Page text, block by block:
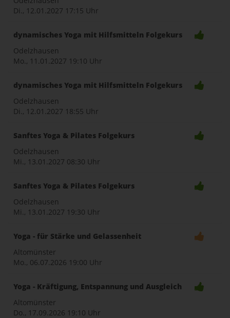
Di., 12.01.2027 17:15 Uhr
dynamisches Yoga mit Hilfsmitteln Folgekurs
Odelzhausen
Mo., 11.01.2027 19:10 Uhr
dynamisches Yoga mit Hilfsmitteln Folgekurs
Odelzhausen
Di., 12.01.2027 18:55 Uhr
Sanftes Yoga & Pilates Folgekurs
Odelzhausen
Mi., 13.01.2027 08:30 Uhr
Sanftes Yoga & Pilates Folgekurs
Odelzhausen
Mi., 13.01.2027 19:30 Uhr
Yoga - für Stärke und Gelassenheit
Altomünster
Mo., 06.07.2026 19:00 Uhr
Yoga - Kräftigung, Entspannung und Ausgleich
Altomünster
Do., 17.09.2026 19:10 Uhr